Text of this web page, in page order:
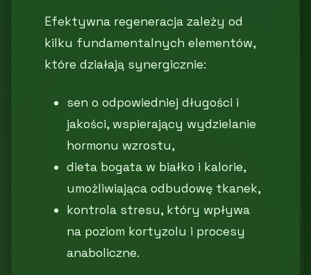
Efektywna regeneracja zależy od
kilku fundamentalnych elementów,
które działają synergicznie:
sen o odpowiedniej długości i
jakości, wspierający wydzielanie
hormonu wzrostu,
dieta bogata w białko i kalorie,
umożliwiająca odbudowę tkanek,
kontrola stresu, który wpływa
na poziom kortyzolu i procesy
anaboliczne.